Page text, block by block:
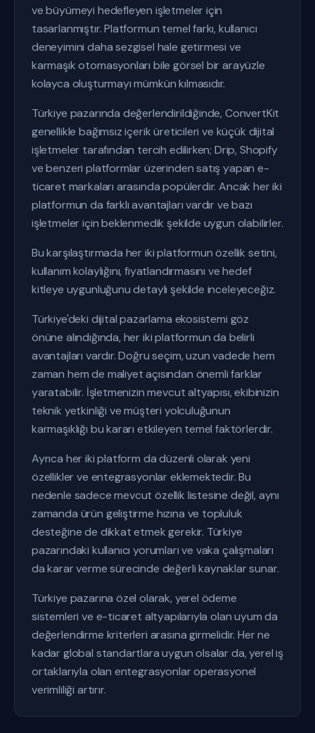
ve büyümeyi hedefleyen işletmeler için
tasarlanmıştır. Platformun temel farkı, kullanıcı
deneyimini daha sezgisel hale getirmesi ve
karmaşık otomasyonları bile görsel bir arayüzle
kolayca oluşturmayı mümkün kılmasıdır.
Türkiye pazarında değerlendirildiğinde, ConvertKit
genellikle bağımsız içerik üreticileri ve küçük dijital
işletmeler tarafından tercih edilirken; Drip, Shopify
ve benzeri platformlar üzerinden satış yapan e-
ticaret markaları arasında popülerdir. Ancak her iki
platformun da farklı avantajları vardır ve bazı
işletmeler için beklenmedik şekilde uygun olabilirler.
Bu karşılaştırmada her iki platformun özellik setini,
kullanım kolaylığını, fiyatlandırmasını ve hedef
kitleye uygunluğunu detaylı şekilde inceleyeceğiz.
Türkiye'deki dijital pazarlama ekosistemi göz
önüne alındığında, her iki platformun da belirli
avantajları vardır. Doğru seçim, uzun vadede hem
zaman hem de maliyet açısından önemli farklar
yaratabilir. İşletmenizin mevcut altyapısı, ekibinizin
teknik yetkinliği ve müşteri yolculuğunun
karmaşıklığı bu kararı etkileyen temel faktörlerdir.
Ayrıca her iki platform da düzenli olarak yeni
özellikler ve entegrasyonlar eklemektedir. Bu
nedenle sadece mevcut özellik listesine değil, aynı
zamanda ürün geliştirme hızına ve topluluk
desteğine de dikkat etmek gerekir. Türkiye
pazarındaki kullanıcı yorumları ve vaka çalışmaları
da karar verme sürecinde değerli kaynaklar sunar.
Türkiye pazarına özel olarak, yerel ödeme
sistemleri ve e-ticaret altyapılarıyla olan uyum da
değerlendirme kriterleri arasına girmelidir. Her ne
kadar global standartlara uygun olsalar da, yerel iş
ortaklarıyla olan entegrasyonlar operasyonel
verimliliği artırır.